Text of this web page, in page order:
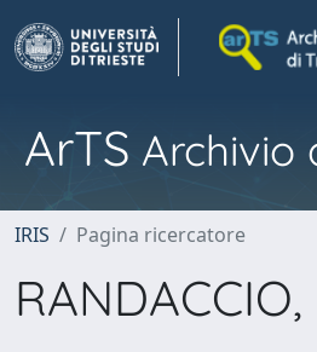
ArTS Archivio
IRIS Pagina ricercatore